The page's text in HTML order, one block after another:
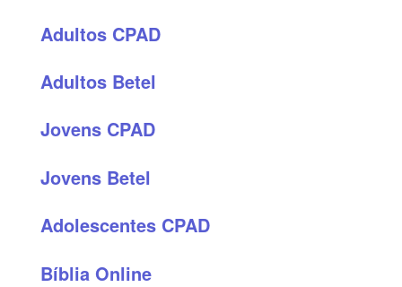
Adultos CPAD
Adultos Betel
Jovens CPAD
Jovens Betel
Adolescentes CPAD
Bíblia Online